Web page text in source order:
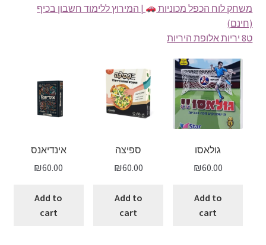
משחק לוח הכפל מכוניות
| המירוץ ללימוד חשבון בכיף
(חינם)
ט8 יריות אלופת היריות
גולאסו
₪60.00
Add to
cart
ספיצה
₪60.00
Add to
cart
אינדיאנס
₪60.00
Add to
cart